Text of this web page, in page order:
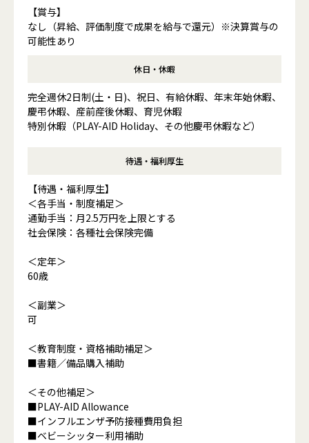
【賞与】
なし（昇給、評価制度で成果を給与で還元）※決算賞与の
可能性あり
休日・休暇
完全週休2日制(土・日)、祝日、有給休暇、年末年始休暇、
慶弔休暇、産前産後休暇、育児休暇
特別休暇（PLAY-AID Holiday、その他慶弔休暇など）
待遇・福利厚生
【待遇・福利厚生】
＜各手当・制度補足＞
通勤手当：月2.5万円を上限とする
社会保険：各種社会保険完備
＜定年＞
60歳
＜副業＞
可
＜教育制度・資格補助補足＞
■書籍／備品購入補助
＜その他補足＞
■PLAY-AID Allowance
■インフルエンザ予防接種費用負担
■ベビーシッター利用補助